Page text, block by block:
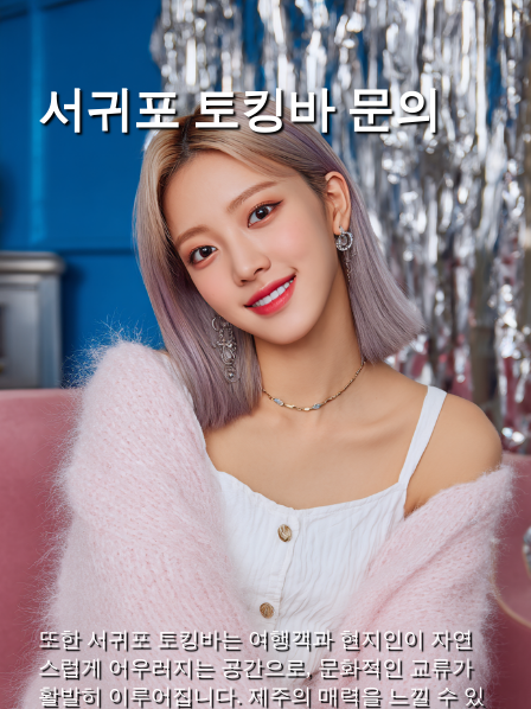
서귀포 토킹바 문의
또한 서귀포 토킹바는 여행객과 현지인이 자연
스럽게 어우러지는 공간으로, 문화적인 교류가
활발히 이루어집니다. 제주의 매력을 느낄 수 있